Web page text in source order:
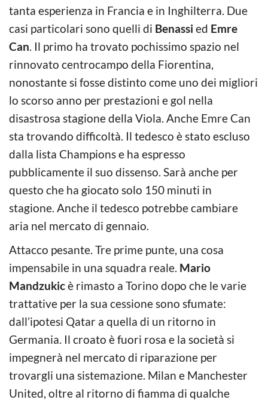
tanta esperienza in Francia e in Inghilterra. Due
casi particolari sono quelli di Benassi ed Emre
Can. Il primo ha trovato pochissimo spazio nel
rinnovato centrocampo della Fiorentina,
nonostante si fosse distinto come uno dei migliori
lo scorso anno per prestazioni e gol nella
disastrosa stagione della Viola. Anche Emre Can
sta trovando difficoltà. Il tedesco è stato escluso
dalla lista Champions e ha espresso
pubblicamente il suo dissenso. Sarà anche per
questo che ha giocato solo 150 minuti in
stagione. Anche il tedesco potrebbe cambiare
aria nel mercato di gennaio.
Attacco pesante. Tre prime punte, una cosa
impensabile in una squadra reale. Mario
Mandzukicè rimasto a Torino dopo che le varie
trattative per la sua cessione sono sfumate:
dall’ipotesi Qatar a quella di un ritorno in
Germania. Il croato è fuori rosa e la società si
impegnerà nel mercato di riparazione per
trovargli una sistemazione. Milan e Manchester
United, oltre al ritorno di fiamma di qualche